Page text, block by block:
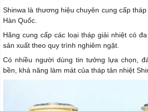
Shinwa là thương hiệu chuyên cung cấp
Hàn Quốc.
Hãng cung cấp các loại tháp giải nhiệt có
sản xuất theo quy trình nghiêm ngặt.
Có nhiều người dùng tin tưởng lựa chọn,
bền, khả năng làm mát của tháp tản nhiệt